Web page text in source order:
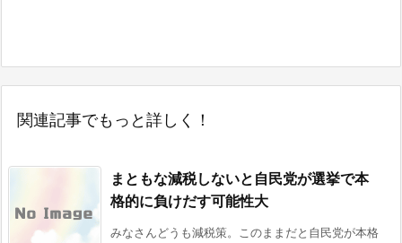
関連記事でもっと詳しく！
まともな減税しないと自民党が選挙で本
格的に負けだす可能性大
みなさんどうも減税策。このままだと自民党が本格